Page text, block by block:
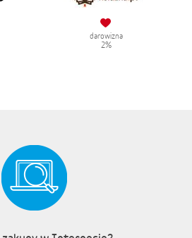
darowizna
2%